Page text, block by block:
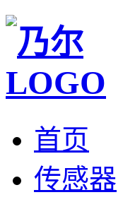
首页
传感器